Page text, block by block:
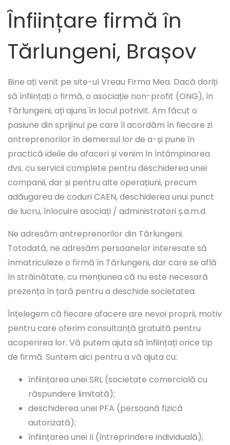
Înființare firmă în
Tărlungeni, Brașov
Bine ați venit pe site-ul Vreau Firma Mea. Dacă doriți
să înființați o firmă, o asociație non-profit (ONG), în
Tărlungeni, ați ajuns în locul potrivit. Am făcut o
pasiune din sprijinul pe care îl acordăm în fiecare zi
antreprenorilor în demersul lor de a-și pune în
practică ideile de afaceri și venim în întâmpinarea
dvs. cu servicii complete pentru deschiderea unei
companii, dar și pentru alte operațiuni, precum
adăugarea de coduri CAEN, deschiderea unui punct
de lucru, înlocuire asociați / administratori ș.a.m.d.
Ne adresăm antreprenorilor din Tărlungeni.
Totodată, ne adresăm persoanelor interesate să
înmatriculeze o firmă în Tărlungeni, dar care se află
în străinătate, cu mențiunea că nu este necesară
prezența în țară pentru a deschide societatea.
Înțelegem că fiecare afacere are nevoi proprii, motiv
pentru care oferim consultanță gratuită pentru
acoperirea lor. Vă putem ajuta să înființați orice tip
de firmă. Suntem aici pentru a vă ajuta cu:
înființarea unei SRL (societate comercială cu
răspundere limitată);
deschiderea unei PFA (persoană fizică
autorizată);
înființarea unei II (întreprindere individuală);